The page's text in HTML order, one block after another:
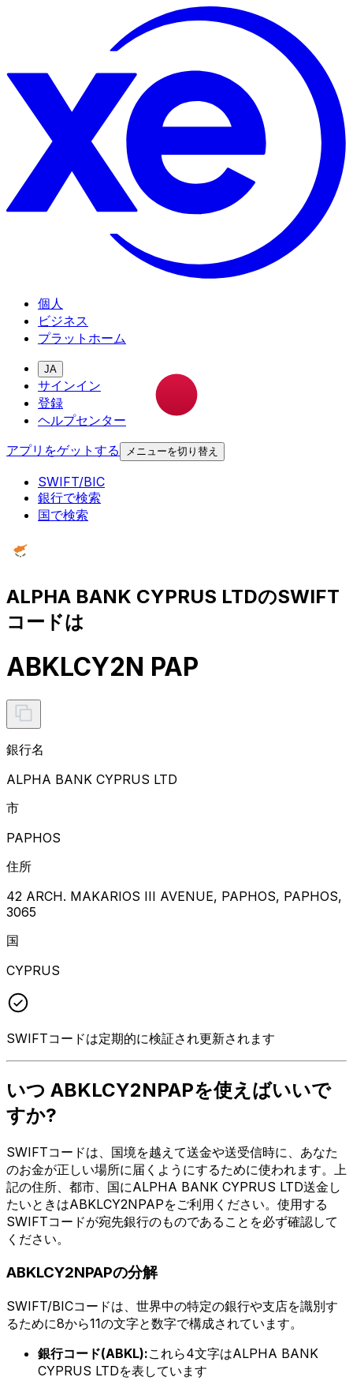
個人
ビジネス
プラットホーム
JA
サインイン
登録
ヘルプセンター
アプリをゲットする
メニューを切り替え
SWIFT/BIC
銀行で検索
国で検索
ALPHA BANK CYPRUS LTDのSWIFT
コードは
ABKLCY2N PAP
銀行名
ALPHA BANK CYPRUS LTD
市
PAPHOS
住所
42 ARCH. MAKARIOS III AVENUE, PAPHOS, PAPHOS,
3065
国
CYPRUS
SWIFTコードは定期的に検証され更新されます
いつ ABKLCY2NPAPを使えばいいで
すか?
SWIFTコードは、国境を越えて送金や送受信時に、あなた
のお金が正しい場所に届くようにするために使われます。上
記の住所、都市、国にALPHA BANK CYPRUS LTD送金し
たいときはABKLCY2NPAPをご利用ください。使用する
SWIFTコードが宛先銀行のものであることを必ず確認して
ください。
ABKLCY2NPAPの分解
SWIFT/BICコードは、世界中の特定の銀行や支店を識別す
るために8から11の文字と数字で構成されています。
銀行コード(ABKL):これら4文字はALPHA BANK
CYPRUS LTDを表しています